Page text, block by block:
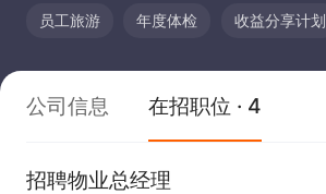
员工旅游 年度体检 收益分享计划
公司信息 在招职位 · 4
招聘物业总经理